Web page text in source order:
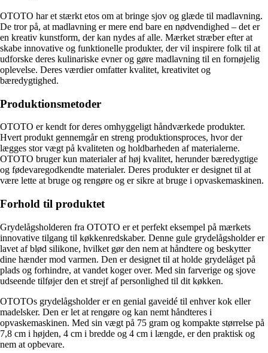
OTOTO har et stærkt etos om at bringe sjov og glæde til madlavning.
De tror på, at madlavning er mere end bare en nødvendighed – det er
en kreativ kunstform, der kan nydes af alle. Mærket stræber efter at
skabe innovative og funktionelle produkter, der vil inspirere folk til at
udforske deres kulinariske evner og gøre madlavning til en fornøjelig
oplevelse. Deres værdier omfatter kvalitet, kreativitet og
bæredygtighed.
Produktionsmetoder
OTOTO er kendt for deres omhyggeligt håndværkede produkter.
Hvert produkt gennemgår en streng produktionsproces, hvor der
lægges stor vægt på kvaliteten og holdbarheden af materialerne.
OTOTO bruger kun materialer af høj kvalitet, herunder bæredygtige
og fødevaregodkendte materialer. Deres produkter er designet til at
være lette at bruge og rengøre og er sikre at bruge i opvaskemaskinen.
Forhold til produktet
Grydelågsholderen fra OTOTO er et perfekt eksempel på mærkets
innovative tilgang til køkkenredskaber. Denne gule grydelågsholder er
lavet af blød silikone, hvilket gør den nem at håndtere og beskytter
dine hænder mod varmen. Den er designet til at holde grydelåget på
plads og forhindre, at vandet koger over. Med sin farverige og sjove
udseende tilføjer den et strejf af personlighed til dit køkken.
OTOTOs grydelågsholder er en genial gaveidé til enhver kok eller
madelsker. Den er let at rengøre og kan nemt håndteres i
opvaskemaskinen. Med sin vægt på 75 gram og kompakte størrelse på
7,8 cm i højden, 4 cm i bredde og 4 cm i længde, er den praktisk og
nem at opbevare.